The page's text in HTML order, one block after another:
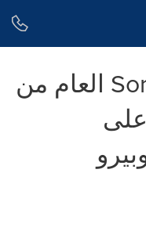
حصول دواء Sorafenib العام من
Kexing Biopharm على